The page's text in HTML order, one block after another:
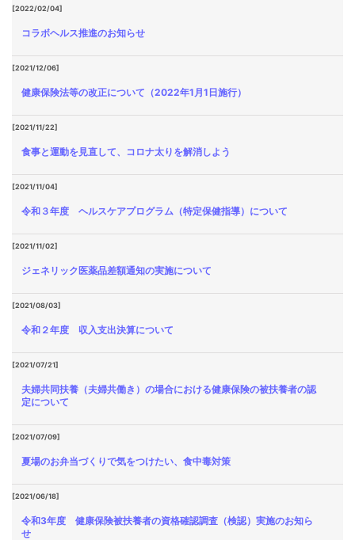
[2022/02/04]
コラボヘルス推進のお知らせ
[2021/12/06]
健康保険法等の改正について（2022年1月1日施行）
[2021/11/22]
食事と運動を見直して、コロナ太りを解消しよう
[2021/11/04]
令和３年度 ヘルスケアプログラム（特定保健指導）について
[2021/11/02]
ジェネリック医薬品差額通知の実施について
[2021/08/03]
令和２年度 収入支出決算について
[2021/07/21]
夫婦共同扶養（夫婦共働き）の場合における健康保険の被扶養者の認
定について
[2021/07/09]
夏場のお弁当づくりで気をつけたい、食中毒対策
[2021/06/18]
令和3年度 健康保険被扶養者の資格確認調査（検認）実施のお知ら
せ